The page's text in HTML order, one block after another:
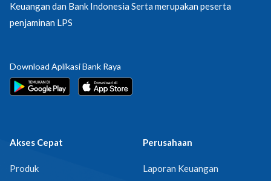
Keuangan dan Bank Indonesia Serta merupakan peserta
penjaminan LPS
Download Aplikasi Bank Raya
Akses Cepat
Produk
Perusahaan
Laporan Keuangan